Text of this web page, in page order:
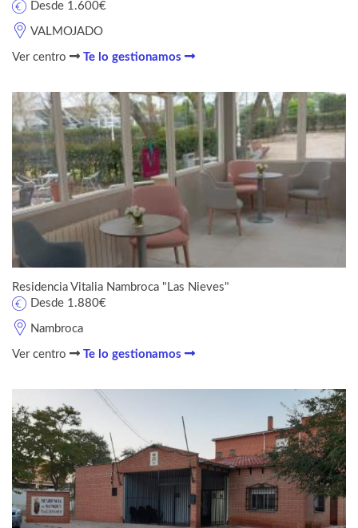
VALMOJADO
Desde 1.600€
Ver centro Te lo gestionamos
Residencia Vitalia Nambroca "Las Nieves"
Nambroca
Desde 1.880€
Ver centro Te lo gestionamos